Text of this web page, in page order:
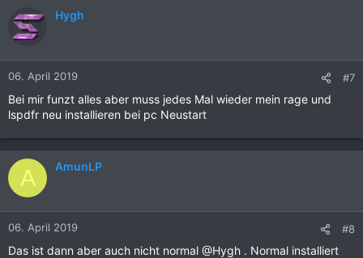
Hygh
06. April 2019 #7
Bei mir funzt alles aber muss jedes Mal wieder mein rage und
lspdfr neu installieren bei pc Neustart
A AmunLP
06. April 2019 #8
Das ist dann aber auch nicht normal @Hygh . Normal installiert